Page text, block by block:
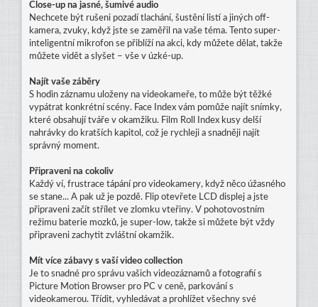
Close-up na jasné, šumivé audio
Nechcete být rušeni pozadí tlachání, šustění listí a jiných off-
kamera, zvuky, když jste se zaměřil na vaše téma. Tento super-
inteligentní mikrofon se přiblíží na akci, kdy můžete dělat, takže
můžete vidět a slyšet – vše v úzké-up.
Najít vaše záběry
S hodin záznamu uloženy na videokameře, to může být těžké
vypátrat konkrétní scény. Face Index vám pomůže najít snímky,
které obsahují tváře v okamžiku. Film Roll Index kusy delší
nahrávky do kratších kapitol, což je rychleji a snadněji najít
správný moment.
Připraveni na cokoliv
Každý ví, frustrace tápání pro videokamery, když něco úžasného
se stane... A pak už je pozdě. Flip otevřete LCD displej a jste
připraveni začít střílet ve zlomku vteřiny. V pohotovostním
režimu baterie mozků, je super-low, takže si můžete být vždy
připraveni zachytit zvláštní okamžik.
Mít více zábavy s vaší video collection
Je to snadné pro správu vašich videozáznamů a fotografií s
Picture Motion Browser pro PC v ceně, parkování s
videokamerou. Třídit, vyhledávat a prohlížet všechny své